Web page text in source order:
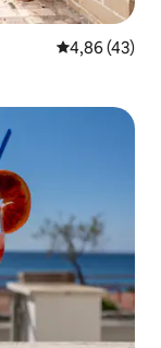
Gemiddelde
4,86 (43)